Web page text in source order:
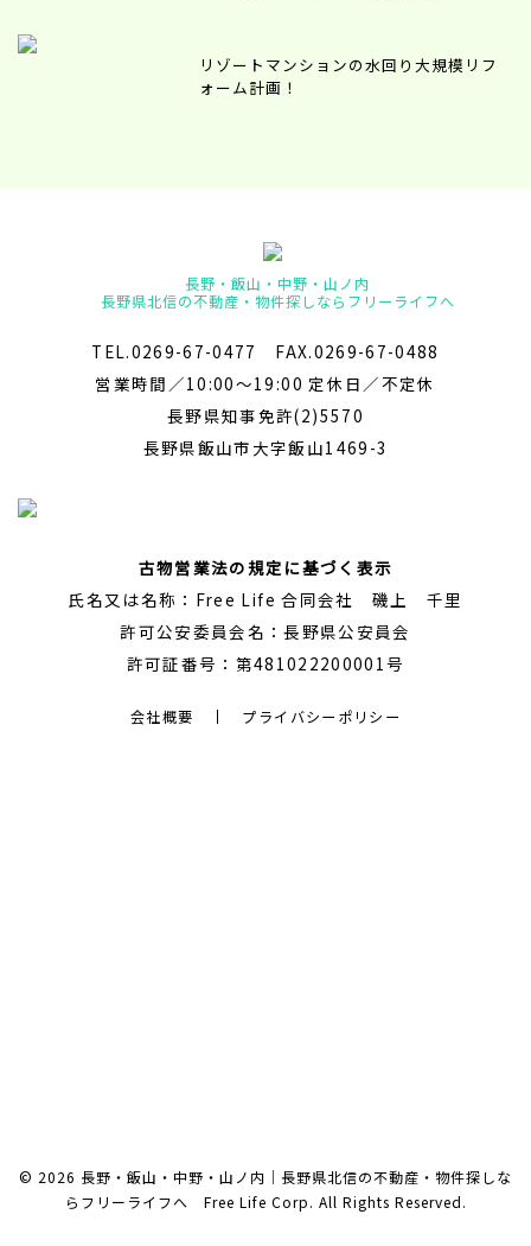
リゾートマンションの水回り大規模リフ
ォーム計画！
長野・飯山・中野・山ノ内
長野県北信の不動産・物件探しならフリーライフへ
TEL.0269-67-0477 FAX.0269-67-0488
営業時間／10:00～19:00 定休日／不定休
長野県知事免許(2)5570
長野県飯山市大字飯山1469-3
古物営業法の規定に基づく表示
氏名又は名称：Free Life 合同会社 磯上 千里
許可公安委員会名：長野県公安員会
許可証番号：第481022200001号
会社概要 プライバシーポリシー
© 2026 長野・飯山・中野・山ノ内｜長野県北信の不動産・物件探しな
らフリーライフへ Free Life Corp. All Rights Reserved.